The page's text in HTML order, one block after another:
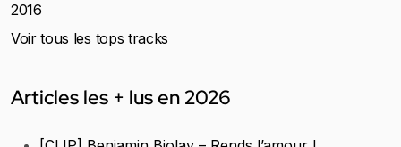
2016
Voir tous les tops tracks
Articles les + lus en 2026